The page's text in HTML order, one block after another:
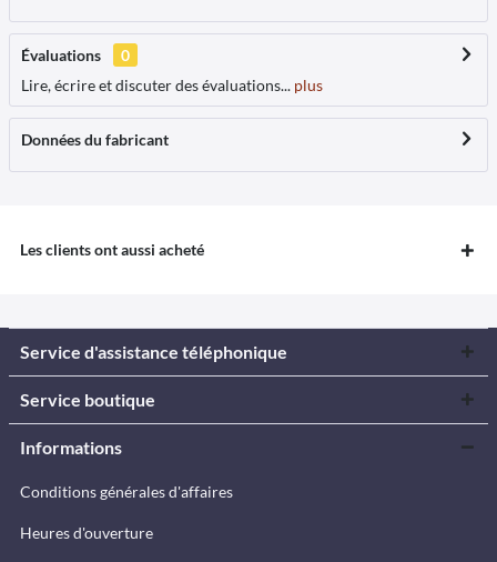
Évaluations
0
Lire, écrire et discuter des évaluations... plus
Données du fabricant
Les clients ont aussi acheté
Service d'assistance téléphonique
Service boutique
Informations
Conditions générales d'affaires
Heures d'ouverture